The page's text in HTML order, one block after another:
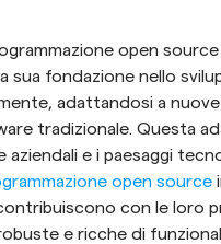
open
sua fondazione nello
adattandosi a
tradizionale. Questa
open source
con le loro
e ricche di